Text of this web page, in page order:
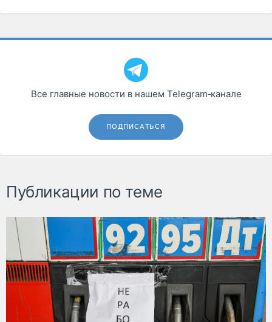
Все главные новости в нашем Telegram‑канале
ПОДПИСАТЬСЯ
Публикации по теме